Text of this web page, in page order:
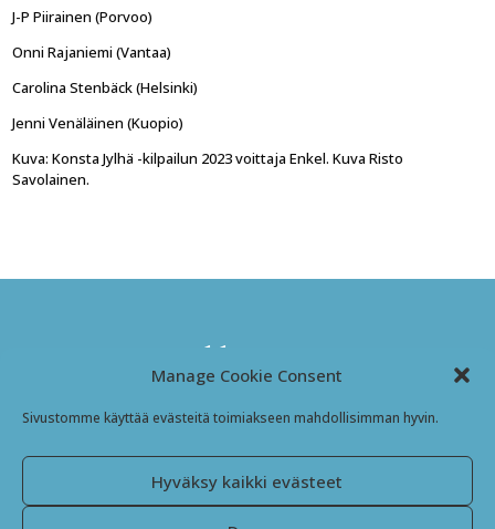
Manage Cookie Consent
Sivustomme käyttää evästeitä toimiakseen mahdollisimman hyvin.
Hyväksy kaikki evästeet
J-P Piirainen (Porvoo)
Onni Rajaniemi (Vantaa)
Carolina Stenbäck (Helsinki)
Jenni Venäläinen (Kuopio)
Kuva: Konsta Jylhä -kilpailun 2023 voittaja Enkel. Kuva Risto
Savolainen.
Kansanmusiikki-instituutti
69600 Kaustinen
Finland